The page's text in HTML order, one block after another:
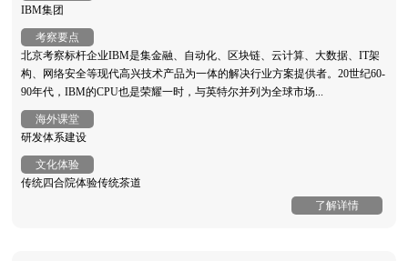
IBM集团
考察要点
北京考察标杆企业IBM是集金融、自动化、区块链、云计算、大数据、IT架
构、网络安全等现代高兴技术产品为一体的解决行业方案提供者。20世纪60-
90年代，IBM的CPU也是荣耀一时，与英特尔并列为全球市场...
海外课堂
研发体系建设
文化体验
传统四合院体验传统茶道
了解详情